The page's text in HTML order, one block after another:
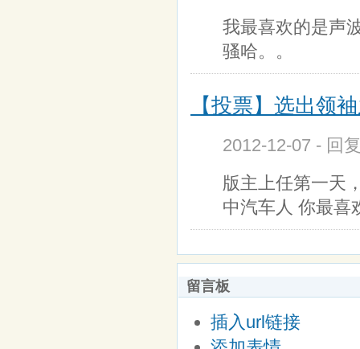
我最喜欢的是声
骚哈。。
【投票】选出领
2012-12-07 - 回
版主上任第一天
中汽车人 你最喜
留言板
插入url链接